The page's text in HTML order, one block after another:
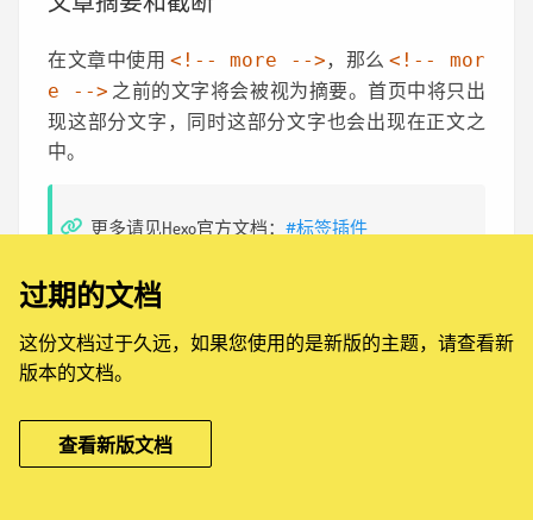
在文章中使用 <!-- more -->，那么<!-- mor
e --> 之前的文字将会被视为摘要。首页中将只出
现这部分文字，同时这部分文字也会出现在正文之
中。
更多请见Hexo官方文档： #标签插件
本页文档最后更新于：2026年8月8日
过期的文档
这份文档过于久远，如果您使用的是新版的主题，请查看新
版本的文档。
查看新版文档